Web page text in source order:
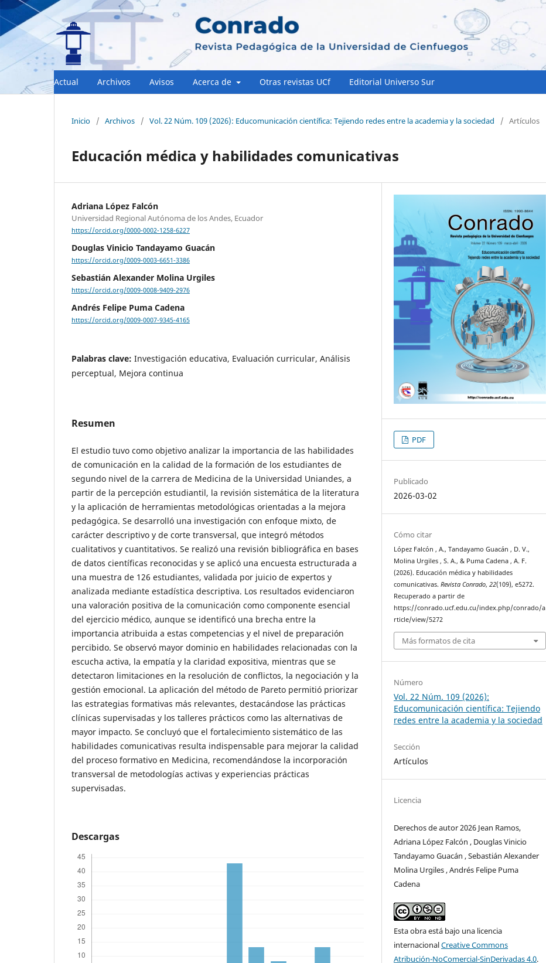
Actual Archivos Avisos Acerca de Otras revistas UCf Editorial Universo Sur
Inicio / Archivos / Vol. 22 Núm. 109 (2026): Educomunicación científica: Tejiendo redes entre la academia y la sociedad / Artículos
Educación médica y habilidades comunicativas
Adriana López Falcón
Universidad Regional Autónoma de los Andes, Ecuador
https://orcid.org/0000-0002-1258-6227
Douglas Vinicio Tandayamo Guacán
https://orcid.org/0009-0003-6651-3386
Sebastián Alexander Molina Urgiles
https://orcid.org/0009-0008-9409-2976
Andrés Felipe Puma Cadena
https://orcid.org/0009-0007-9345-4165
Palabras clave: Investigación educativa, Evaluación curricular, Análisis
perceptual, Mejora continua
Resumen
El estudio tuvo como objetivo analizar la importancia de las habilidades
de comunicación en la calidad de la formación de los estudiantes de
segundo nivel de la carrera de Medicina de la Universidad Uniandes, a
partir de la percepción estudiantil, la revisión sistemática de la literatura
y la aplicación de herramientas metodológicas orientadas a la mejora
pedagógica. Se desarrolló una investigación con enfoque mixto, de
carácter descriptivo y de corte transversal, que integró métodos
cualitativos y cuantitativos. Se realizó una revisión bibliográfica en bases
de datos científicas reconocidas y se aplicó una encuesta estructurada a
una muestra de 126 estudiantes, validada por juicio de expertos y
analizada mediante estadística descriptiva. Los resultados evidenciaron
una valoración positiva de la comunicación como componente esencial
del ejercicio médico, aunque se identificó una brecha entre la
importancia atribuida a estas competencias y el nivel de preparación
percibido. Se observó mayor dominio en habilidades relacionadas con la
escucha activa, la empatía y la claridad expositiva, mientras que se
detectaron limitaciones en la resolución de conflictos, la negociación y la
gestión emocional. La aplicación del método de Pareto permitió priorizar
las estrategias formativas más relevantes, destacándose las prácticas
clínicas supervisadas y los talleres prácticos como las alternativas de
mayor impacto. Se concluyó que el fortalecimiento sistemático de las
habilidades comunicativas resulta indispensable para mejorar la calidad
del proceso formativo en Medicina, recomendándose la incorporación
transversal de metodologías activas y experiencias prácticas
supervisadas.
Descargas
PDF
Publicado
2026-03-02
Cómo citar
López Falcón , A., Tandayamo Guacán , D. V.,
Molina Urgiles , S. A., & Puma Cadena , A. F.
(2026). Educación médica y habilidades
comunicativas.Revista Conrado,22(109), e5272.
Recuperado a partir de
https://conrado.ucf.edu.cu/index.php/conrado/a
rticle/view/5272
Más formatos de cita
Número
Vol. 22 Núm. 109 (2026):
Educomunicación científica: Tejiendo
redes entre la academia y la sociedad
Sección
Artículos
Licencia
Derechos de autor 2026 Jean Ramos,
Adriana López Falcón , Douglas Vinicio
Tandayamo Guacán , Sebastián Alexander
Molina Urgiles , Andrés Felipe Puma
Cadena
Esta obra está bajo una licencia
internacionalCreative Commons
Atribución-NoComercial-SinDerivadas 4.0.